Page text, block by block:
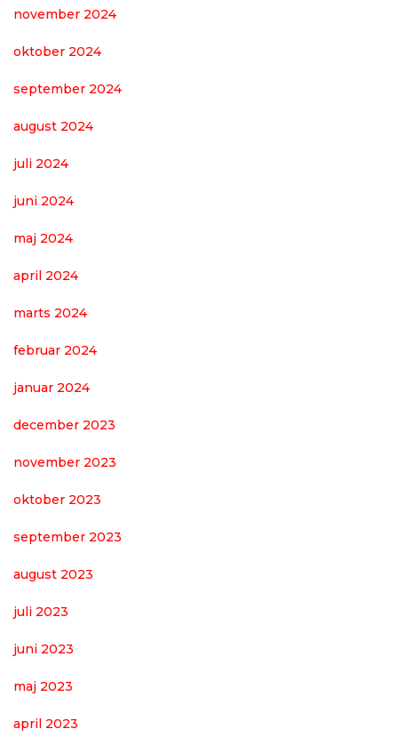
november 2024
oktober 2024
september 2024
august 2024
juli 2024
juni 2024
maj 2024
april 2024
marts 2024
februar 2024
januar 2024
december 2023
november 2023
oktober 2023
september 2023
august 2023
juli 2023
juni 2023
maj 2023
april 2023